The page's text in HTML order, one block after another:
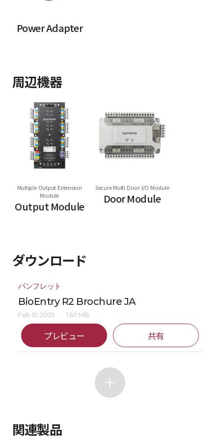
Power Adapter
周辺機器
Multiple Output Extension
Module
Output Module
Secure Multi Door I/O Module
Door Module
ダウンロード
パンフレット
BioEntry R2 Brochure JA
Feb 10, 2025 1.60 MB
プレビュー 共有
関連製品